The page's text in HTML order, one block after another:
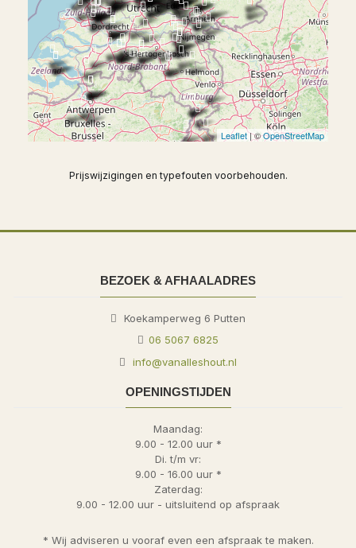
Leaflet| ©OpenStreetMap
Prijswijzigingen en typefouten voorbehouden.
BEZOEK & AFHAALADRES
Koekamperweg 6 Putten
06 5067 6825
info@vanalleshout.nl
OPENINGSTIJDEN
Maandag:
9.00 - 12.00 uur *
Di. t/m vr:
9.00 - 16.00 uur *
Zaterdag:
9.00 - 12.00 uur - uitsluitend op afspraak
* Wij adviseren u vooraf even een afspraak te maken.